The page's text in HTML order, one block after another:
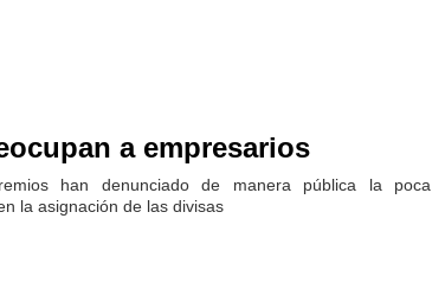
a empresarios
han denunciado de manera pública la poca
la asignación de las divisas